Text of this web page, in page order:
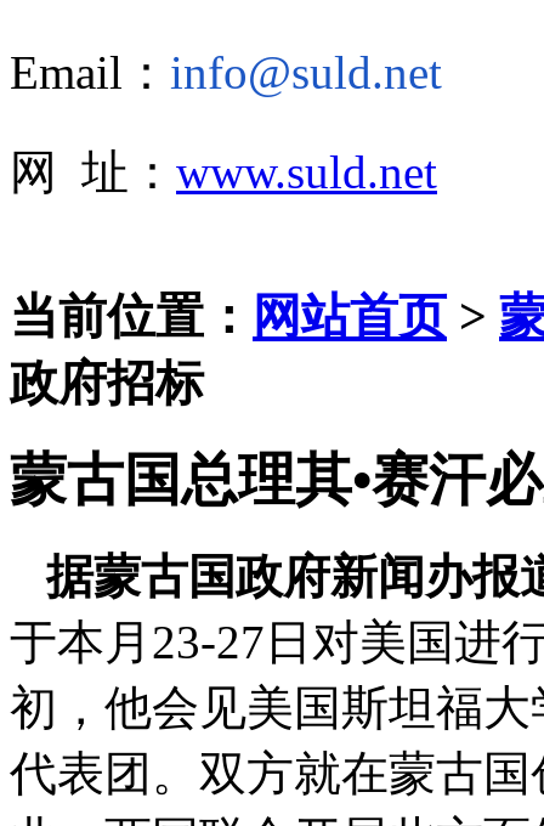
Email： info@suld.net
网 址： www.suld.net
当前位置： 网站首页>
政府招标
蒙古国总理其•赛汗
据蒙古国政府新闻办报
于本月23-27日对美国进
初，他会见美国斯坦福
代表团。双方就在蒙古